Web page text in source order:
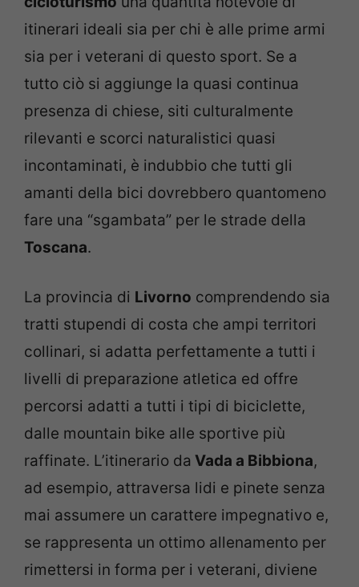
itinerari ideali sia per chi è alle prime armi
sia per i veterani di questo sport. Se a
tutto ciò si aggiunge la quasi continua
presenza di chiese, siti culturalmente
rilevanti e scorci naturalistici quasi
incontaminati, è indubbio che tutti gli
amanti della bici dovrebbero quantomeno
fare una “sgambata” per le strade della
Toscana.
La provincia di Livorno comprendendo sia
tratti stupendi di costa che ampi territori
collinari, si adatta perfettamente a tutti i
livelli di preparazione atletica ed offre
percorsi adatti a tutti i tipi di biciclette,
dalle mountain bike alle sportive più
raffinate. L’itinerario da Vada a Bibbiona,
ad esempio, attraversa lidi e pinete senza
mai assumere un carattere impegnativo e,
se rappresenta un ottimo allenamento per
rimettersi in forma per i veterani, diviene